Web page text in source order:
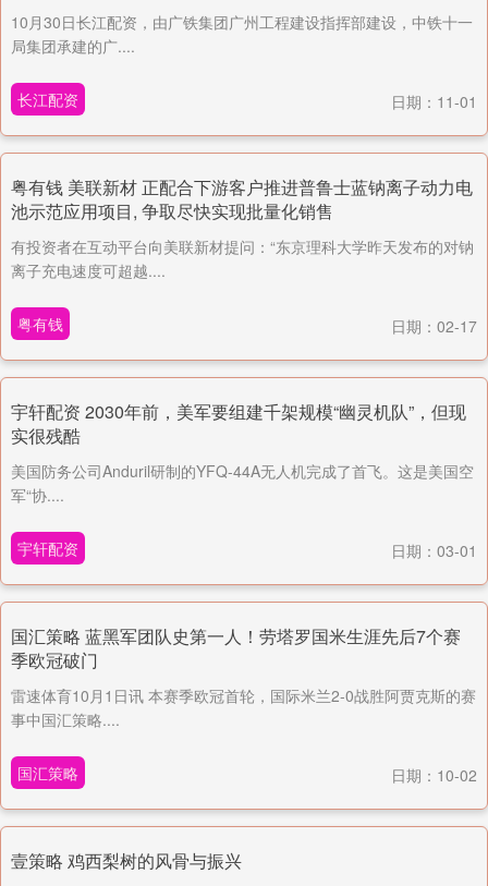
10月30日长江配资，由‌广铁集团广州工程建设指挥部建设，中铁十一
局集团承建的广....
长江配资 日期：11-01
粤有钱 美联新材 正配合下游客户推进普鲁士蓝钠离子动力电
池示范应用项目, 争取尽快实现批量化销售
有投资者在互动平台向美联新材提问：“东京理科大学昨天发布的对钠
离子充电速度可超越....
粤有钱 日期：02-17
宇轩配资 2030年前，美军要组建千架规模“幽灵机队”，但现
实很残酷
美国防务公司Anduril研制的YFQ-44A无人机完成了首飞。这是美国空
军“协....
宇轩配资 日期：03-01
国汇策略 蓝黑军团队史第一人！劳塔罗国米生涯先后7个赛
季欧冠破门
雷速体育10月1日讯 本赛季欧冠首轮，国际米兰2-0战胜阿贾克斯的赛
事中国汇策略....
国汇策略 日期：10-02
壹策略 鸡西梨树的风骨与振兴